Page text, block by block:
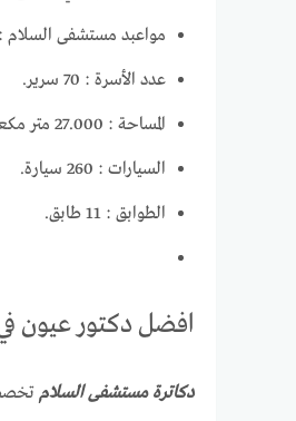
مواعبد مستشفى السلام : متوفر
عدد الأسرة : 70 سرير.
المساحة : 27.000 متر مكعب.
السيارات : 260 سيارة.
الطوابق : 11 طابق.
افضل دكتور عيون
دكاترة مستشفى السلام